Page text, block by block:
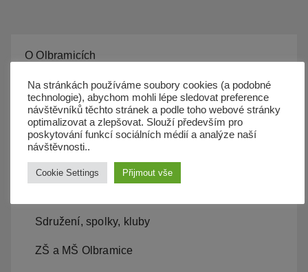
O Olbramicích
Knihovna a kulturní dům
Ceníky pronájmů obecních budov
Kronika – historie obce
Sdružení, spolky, kluby
ZŠ a MŠ Olbramice
Na stránkách používáme soubory cookies (a podobné
technologie), abychom mohli lépe sledovat preference
návštěvníků těchto stránek a podle toho webové stránky
optimalizovat a zlepšovat. Slouží především pro
poskytování funkcí sociálních médií a analýze naší
návštěvnosti..
Cookie Settings Přijmout vše